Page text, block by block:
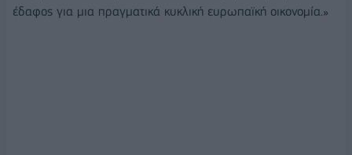
έδαφος για μια πραγματικά κυκλική ευρωπαϊκή οικονομία.»